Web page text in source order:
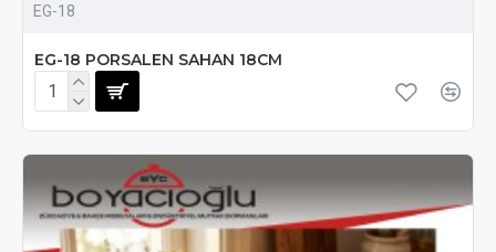
EG-18
EG-18 PORSALEN SAHAN 18CM